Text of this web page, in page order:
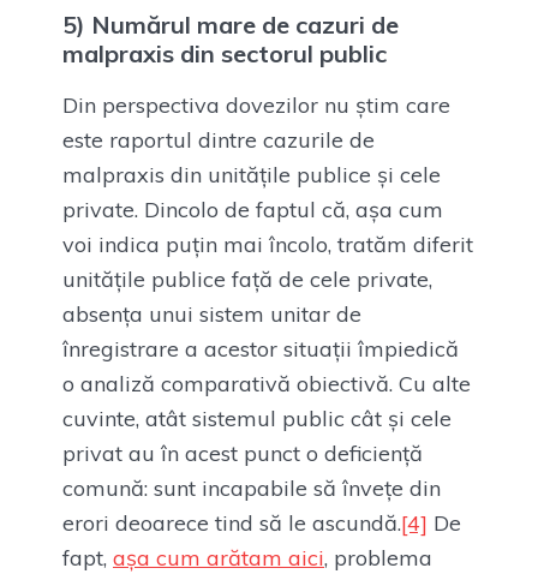
5) Numărul mare de cazuri de
malpraxis din sectorul public
Din perspectiva dovezilor nu știm care
este raportul dintre cazurile de
malpraxis din unitățile publice și cele
private. Dincolo de faptul că, așa cum
voi indica puțin mai încolo, tratăm diferit
unitățile publice față de cele private,
absența unui sistem unitar de
înregistrare a acestor situații împiedică
o analiză comparativă obiectivă. Cu alte
cuvinte, atât sistemul public cât și cele
privat au în acest punct o deficiență
comună: sunt incapabile să învețe din
erori deoarece tind să le ascundă.[4] De
fapt, așa cum arătam aici, problema